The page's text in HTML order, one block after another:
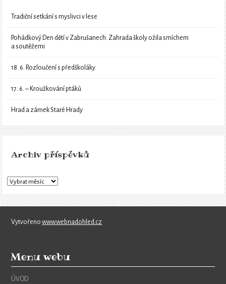
Tradiční setkání s myslivci v lese
Pohádkový Den dětí v Zabrušanech: Zahrada školy ožila smíchem
a soutěžemi
18. 6. Rozloučení s předškoláky
17. 6. – Kroužkování ptáků
Hrad a zámek Staré Hrady
Archiv příspěvků
Vytvořenowww.webnadohled.cz
Menu webu
ÚVOD